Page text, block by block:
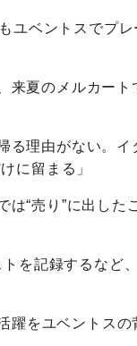
ユベントスでプレ
来夏のメルカート
る理由がない。イ
に留まる」
は“売り”に出した
を記録するなど
躍をユベントスの